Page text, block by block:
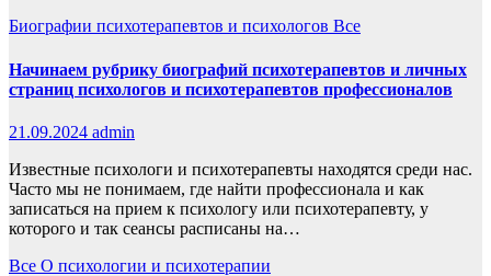
Биографии психотерапевтов и психологов Все
Начинаем рубрику биографий психотерапевтов и личных
страниц психологов и психотерапевтов профессионалов
21.09.2024 admin
Известные психологи и психотерапевты находятся среди нас.
Часто мы не понимаем, где найти профессионала и как
записаться на прием к психологу или психотерапевту, у
которого и так сеансы расписаны на…
Все О психологии и психотерапии